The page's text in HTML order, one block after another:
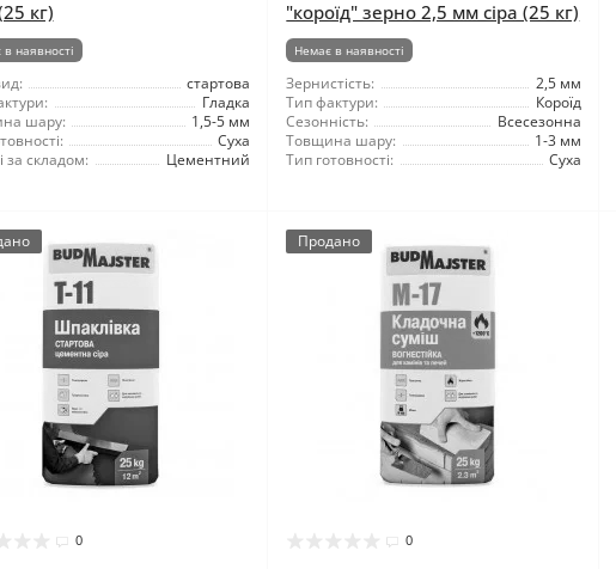
кг)
наявності
стартова
Гладка
шару:
1,5-5 мм
Суха
за складом:
Цементний
"короїд" зерно 2,5 мм сіра (25 кг)
Немає в наявності
Зернистість:
2,5 мм
Тип фактури:
Короїд
Сезонність:
Всесезонна
Товщина шару:
1-3 мм
Тип готовності:
Суха
0
Продано
0